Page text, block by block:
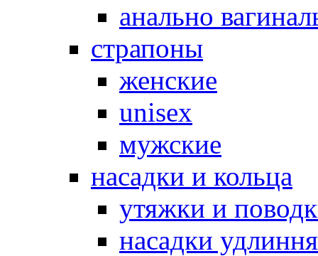
анально
страпоны
женские
unisex
мужские
насадки и кольца
утяжки и
насадки